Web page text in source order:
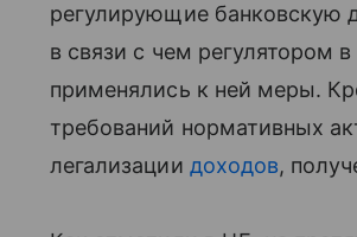
регулирующие банковскую
в связи с чем регулятором
применялись к ней меры.
требований нормативных
легализации доходов,